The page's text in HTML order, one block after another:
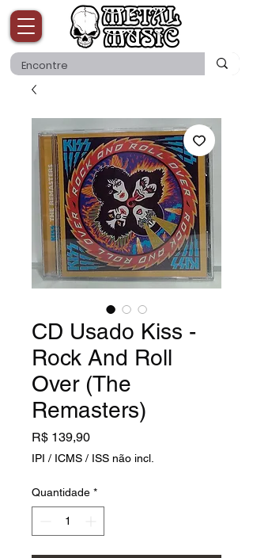
CD Usado Kiss -
Rock And Roll
Over (The
Remasters)
R$ 139,90Preço
IPI / ICMS / ISS não incl.
Quantidade *